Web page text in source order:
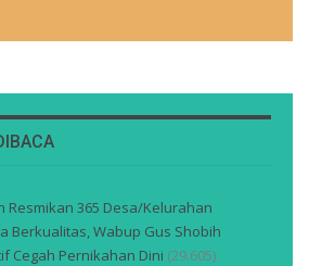
Resmikan 365 Desa/Kelurahan
Berkualitas, Wabup Gus Shobih
Cegah Pernikahan Dini (29.605)